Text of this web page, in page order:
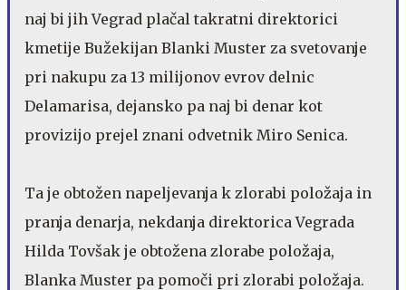
naj bi jih Vegrad plačal takratni direktorici
kmetije Bužekijan Blanki Muster za svetovanje
pri nakupu za 13 milijonov evrov delnic
Delamarisa, dejansko pa naj bi denar kot
provizijo prejel znani odvetnik Miro Senica.
Ta je obtožen napeljevanja k zlorabi položaja in
pranja denarja, nekdanja direktorica Vegrada
Hilda Tovšak je obtožena zlorabe položaja,
Blanka Muster pa pomoči pri zlorabi položaja.